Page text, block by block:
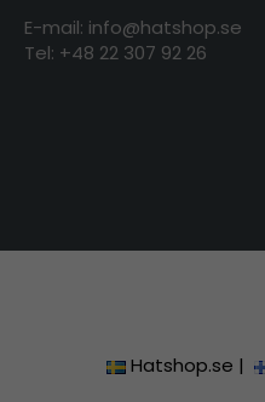
E-mail: info@hatshop.se
Tel: +48 22 307 92 26
Hatshop.se |